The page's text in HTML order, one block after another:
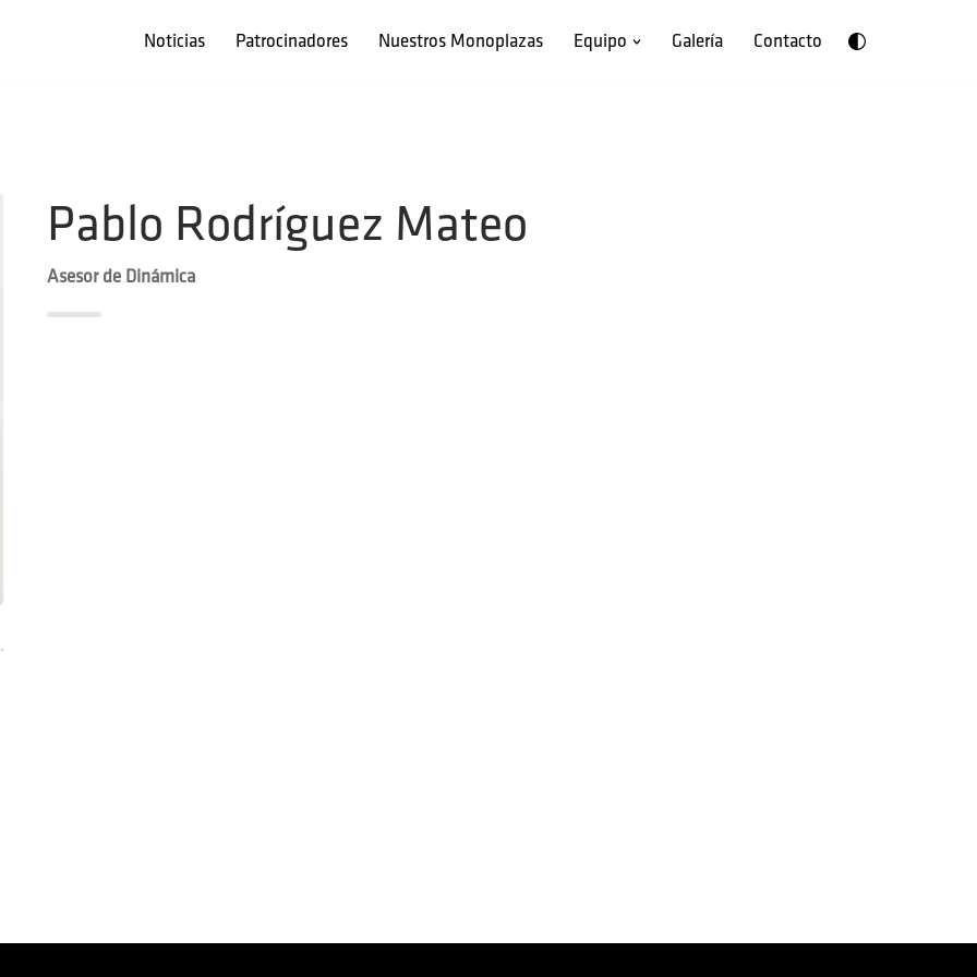
Noticias Patrocinadores Nuestros Monoplazas Equipo Galería Contacto
Pablo Rodríguez Mateo
Asesor de Dinámica